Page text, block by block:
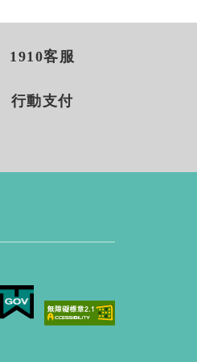
1910客服
行動支付